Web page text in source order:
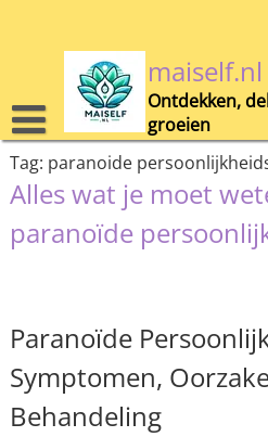
maiself.nl
Ontdekken,
groeien
Tag: paranoide
Alles wat je moet
paranoïde
Paranoïde
Symptomen,
Behandeling